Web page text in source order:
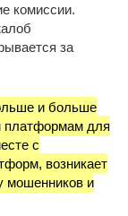
комиссии.
за
и больше
платформам для
с
возникает
мошенников и